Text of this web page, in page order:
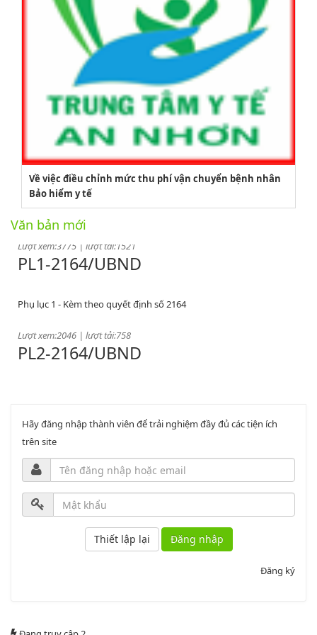
Về việc điều chỉnh mức thu phí vận chuyển bệnh nhân
Bảo hiểm y tế
Văn bản mới
2164/QĐUBND
Quyết định phê duyệt danh mục vị trí việc làm
Lượt xem:3775 | lượt tải:1521
PL1-2164/UBND
PL2-2164/UBND
PL3-2164/UBND
Phụ lục 3 - Kèm theo quyết định số 2164
Lượt xem:2010 | lượt tải:1159
52/2019/QH14
Luật sửa đổi, bổ sung một số điều của luật cán bộ, công chức. luật
Hãy đăng nhập thành viên để trải nghiệm đầy đủ các tiện ích
trên site
Đăng nhập
Đăng ký